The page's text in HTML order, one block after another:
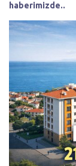
haberimizde..